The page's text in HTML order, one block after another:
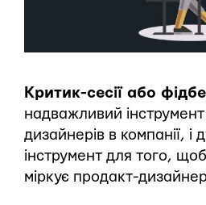
Критик-сесії або
надважливий інструмент
дизайнерів в компанії, і
інструмент для того,
міркує продакт-